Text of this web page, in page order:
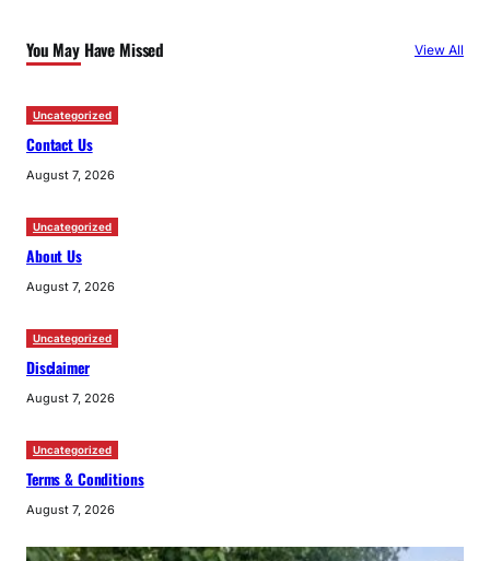
h
You May Have Missed View All
Uncategorized
Contact Us
August 7, 2026
Uncategorized
About Us
August 7, 2026
Uncategorized
Disclaimer
August 7, 2026
Uncategorized
Terms & Conditions
August 7, 2026